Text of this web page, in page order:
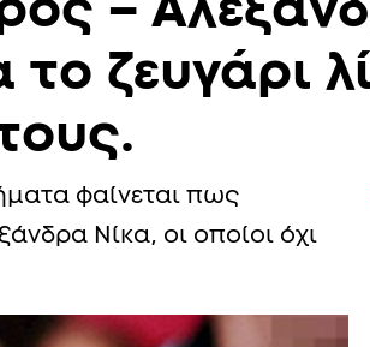
–
ζευγάρι
φαίνεται πως
Νίκα, οι οποίοι όχι